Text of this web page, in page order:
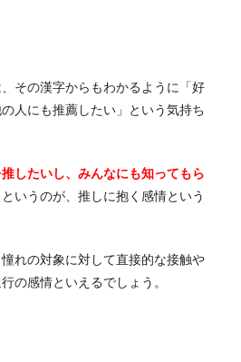
、その漢字からもわかるように「好
人にも推薦したい」という気持ち
推したいし、みんなにも知ってもら
というのが、推しに抱く感情という
れの対象に対して直接的な接触や
の感情といえるでしょう。